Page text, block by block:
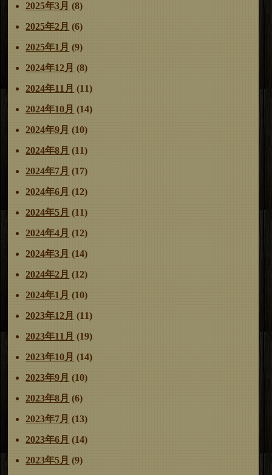
2025年3月 (8)
2025年2月 (6)
2025年1月 (9)
2024年12月 (8)
2024年11月 (11)
2024年10月 (14)
2024年9月 (10)
2024年8月 (11)
2024年7月 (17)
2024年6月 (12)
2024年5月 (11)
2024年4月 (12)
2024年3月 (14)
2024年2月 (12)
2024年1月 (10)
2023年12月 (11)
2023年11月 (19)
2023年10月 (14)
2023年9月 (10)
2023年8月 (6)
2023年7月 (13)
2023年6月 (14)
2023年5月 (9)